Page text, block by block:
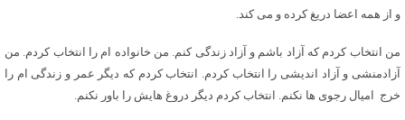
و از همه اعضا دریغ کرده و می کند.
من انتخاب کردم که آزاد باشم و آزاد زندگی کنم. من خانواده ام را انتخاب کردم. من
آزادمنشی و آزاد اندیشی را انتخاب کردم. انتخاب کردم که دیگر عمر و زندگی ام را
خرج امیال رجوی ها نکنم. انتخاب کردم دیگر دروغ هایش را باور نکنم.